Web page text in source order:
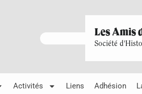
Les Amis
Société
Activités Liens Adhésion